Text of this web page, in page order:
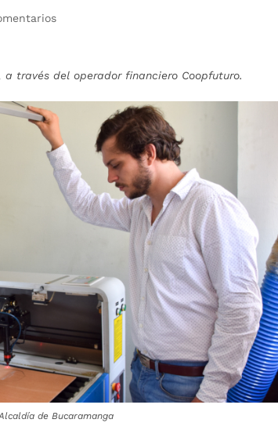
través del operador financiero Coopfuturo.
de Bucaramanga